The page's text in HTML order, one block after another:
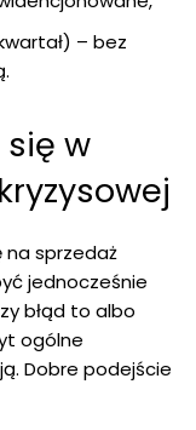
– bez
w
na sprzedaż
jednocześnie
błąd to albo
ogólne
Dobre podejście